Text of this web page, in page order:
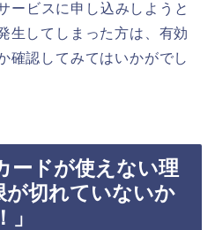
ービスに申し込みしようと
生してしまった方は、有効
確認してみてはいかがでし
ードが使えない理
が切れていないか